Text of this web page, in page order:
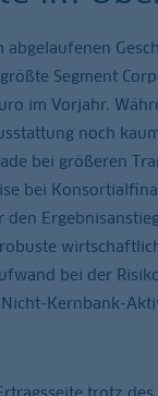
Segment
im Vorjahr.
noch
bei größeren
bei
bei der
Kernbank-
trotz